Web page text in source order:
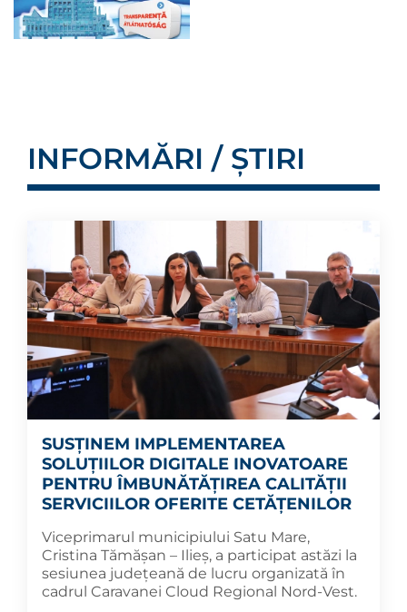
INFORMĂRI / ȘTIRI
SUSȚINEM IMPLEMENTAREA
SOLUȚIILOR DIGITALE INOVATOARE
PENTRU ÎMBUNĂTĂȚIREA CALITĂȚII
SERVICIILOR OFERITE CETĂȚENILOR
Viceprimarul municipiului Satu Mare,
Cristina Tămășan – Ilieș, a participat astăzi la
sesiunea județeană de lucru organizată în
cadrul Caravanei Cloud Regional Nord-Vest.